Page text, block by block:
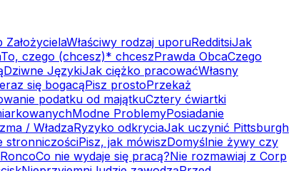
ZałożycielaWłaściwy rodzaj uporuRedditsiJak
To, czego (chcesz)* chceszPrawda ObcaCzego
Dziwne JęzykiJak ciężko pracowaćWłasny
się bogacąPisz prostoPrzekaż
podatku od majątkuCztery ćwiartki
Modne ProblemyPosiadanie
/ WładzaRyzyko odkryciaJak uczynić Pittsburgh
stronniczościPisz, jak mówiszDomyślnie żywy czy
Co nie wydaje się pracą?Nie rozmawiaj z Corp